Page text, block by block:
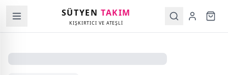
SÜTYENTAKIM
KIŞKIRTICI VE ATEŞLİ